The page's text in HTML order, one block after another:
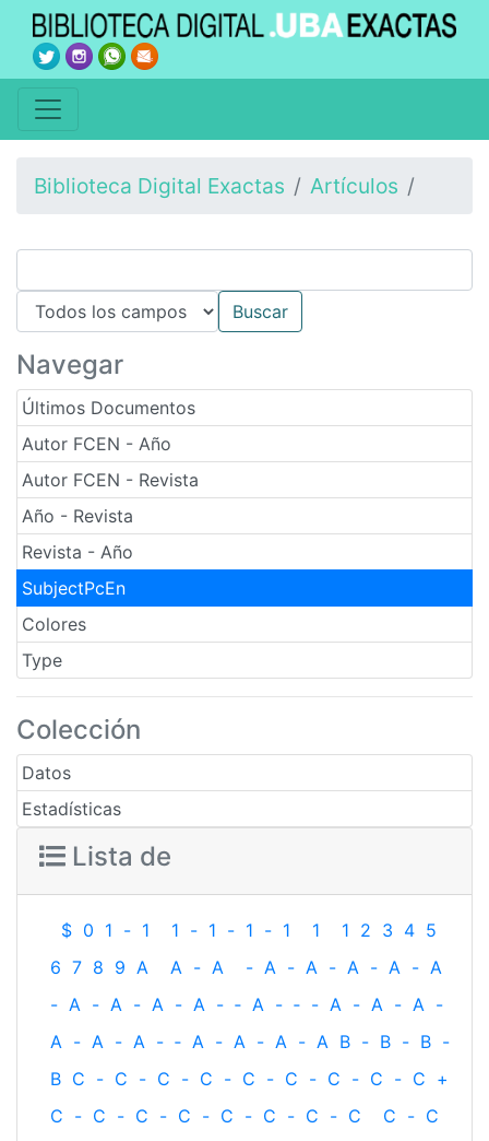
Biblioteca Digital Exactas Artículos
Navegar
Últimos Documentos
Autor FCEN - Año
Autor FCEN - Revista
Año - Revista
Revista - Año
SubjectPcEn
Colores
Type
Colección
Datos
Estadísticas
Lista de
$ 0 1 - 1 1 - 1 - 1 - 1 1 1 2 3 4 5
6 7 8 9 A A - A - A - A - A - A - A
- A - A - A - A - ‐ A - ‐ - A - A - A -
A - A - A - ‐ A - A - A - A B - B - B -
B C - C - C - C - C - C - C - C - C +
C - C - C - C - C - C - C - C C - C